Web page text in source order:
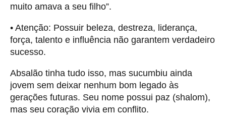
muito amava a seu filho”.
• Atenção: Possuir beleza, destreza, liderança,
força, talento e influência não garantem verdadeiro
sucesso.
Absalão tinha tudo isso, mas sucumbiu ainda
jovem sem deixar nenhum bom legado às
gerações futuras. Seu nome possui paz (shalom),
mas seu coração vivia em conflito.